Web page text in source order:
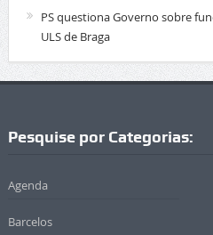
PS questiona Governo sobre
ULS de Braga
Pesquise por Categorias:
Agenda
Barcelos